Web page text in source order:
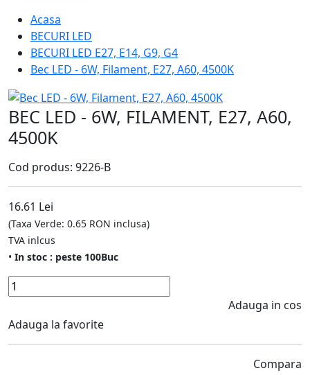
Acasa
BECURI LED
BECURI LED E27, E14, G9, G4
Bec LED - 6W, Filament, E27, A60, 4500K
BEC LED - 6W, FILAMENT, E27, A60,
4500K
Cod produs: 9226-B
16.61 Lei
(Taxa Verde: 0.65 RON inclusa)
TVA inlcus
• In stoc : peste 100Buc
Adauga in cos
Adauga la favorite
Compara